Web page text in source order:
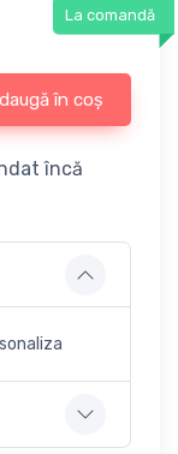
La comandă
în coș
încă